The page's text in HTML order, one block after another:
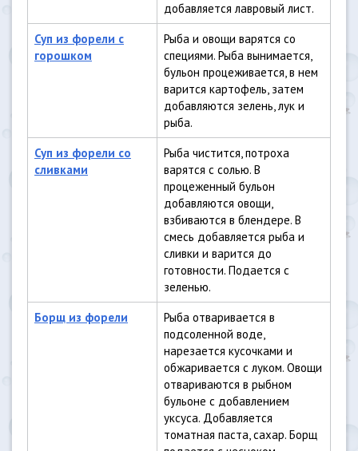
добавляется лавровый лист.
Суп из форели с
горошком
Рыба и овощи варятся со
специями. Рыба вынимается,
бульон процеживается, в нем
варится картофель, затем
добавляются зелень, лук и
рыба.
Суп из форели со
сливками
Рыба чистится, потроха
варятся с солью. В
процеженный бульон
добавляются овощи,
взбиваются в блендере. В
смесь добавляется рыба и
сливки и варится до
готовности. Подается с
зеленью.
Борщ из форели
Рыба отваривается в
подсоленной воде,
нарезается кусочками и
обжаривается с луком. Овощи
отвариваются в рыбном
бульоне с добавлением
уксуса. Добавляется
томатная паста, сахар. Борщ